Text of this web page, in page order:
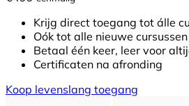
Krijg direct toegang tot álle
Oók tot alle nieuwe cursussen
Betaal één keer, leer voor
Certificaten na afronding
Koop levenslang toegang